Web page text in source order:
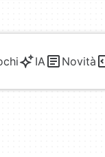
IA Novità